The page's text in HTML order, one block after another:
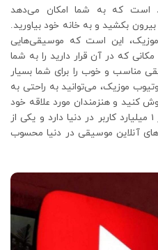
است که به شما امکان می‌دهد
بکشید و به خانه خود بیاورید.
موزیک، این است که موسیقی‌هایی
که در آن قرار دارید را به شما
مناسب و خوب را برای شما بسیار
موزیک، می‌توانید به راحتی به
کنید و هنزمندان مورد علاقه خود
را فالو کنید. یوتیوب موزیک بیش از 1 میلیارد کاربر در دنیا دارد و یکی از
آنلاین موسیقی در دنیا محسوب